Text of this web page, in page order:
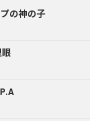
の神の子